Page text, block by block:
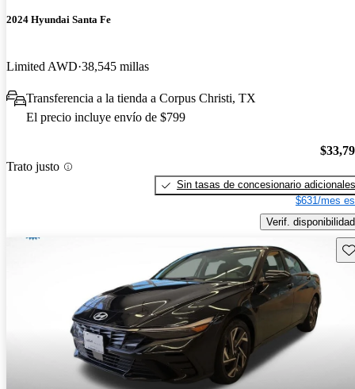
2024 Hyundai Santa Fe
Limited AWD 38,545 millas
Transferencia a la tienda a Corpus Christi, TX
El precio incluye envío de $799
Trato justo
Sin tasas de concesionario adicionales
$631/mes
Verif. disponibilidad